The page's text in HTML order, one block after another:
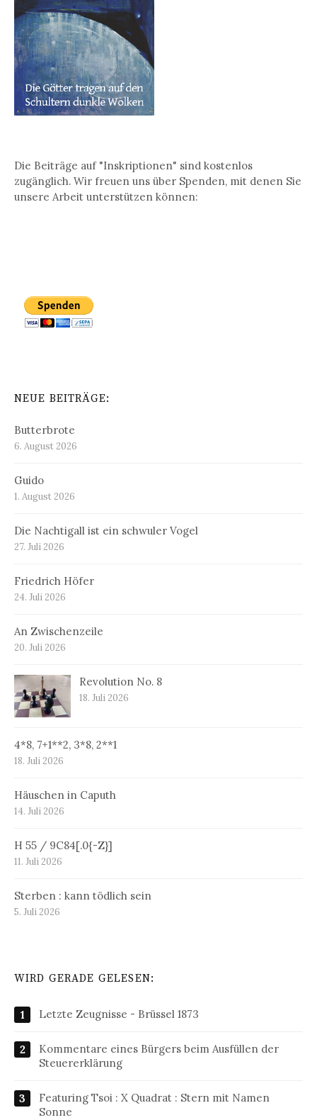
Die Beiträge auf "Inskriptionen" sind kostenlos
zugänglich. Wir freuen uns über Spenden, mit denen Sie
unsere Arbeit unterstützen können:
NEUE BEITRÄGE:
Butterbrote
6. August 2026
Guido
1. August 2026
Die Nachtigall ist ein schwuler Vogel
27. Juli 2026
Friedrich Höfer
24. Juli 2026
An Zwischenzeile
20. Juli 2026
Revolution No. 8
18. Juli 2026
4*8, 7+1**2, 3*8, 2**1
18. Juli 2026
Häuschen in Caputh
14. Juli 2026
H 55 / 9C84[.0{-Z}]
11. Juli 2026
Sterben : kann tödlich sein
5. Juli 2026
WIRD GERADE GELESEN:
Letzte Zeugnisse - Brüssel 1873
Kommentare eines Bürgers beim Ausfüllen der
Steuererklärung
Featuring Tsoi : X Quadrat : Stern mit Namen
Sonne